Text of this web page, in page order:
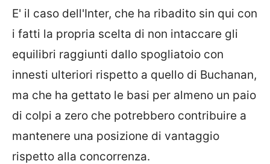
E' il caso dell'Inter, che ha ribadito sin qui con
i fatti la propria scelta di non intaccare gli
equilibri raggiunti dallo spogliatoio con
innesti ulteriori rispetto a quello di Buchanan,
ma che ha gettato le basi per almeno un paio
di colpi a zero che potrebbero contribuire a
mantenere una posizione di vantaggio
rispetto alla concorrenza.